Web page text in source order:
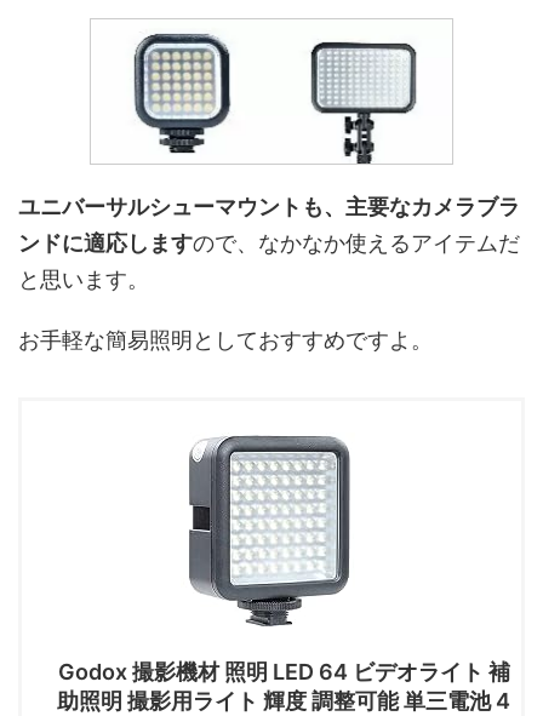
ユニバーサルシューマウントも、主要なカメラブラ
ンドに適応しますので、なかなか使えるアイテムだ
と思います。
お手軽な簡易照明としておすすめですよ。
Godox 撮影機材 照明 LED 64 ビデオライト 補
助照明 撮影用ライト 輝度 調整可能 単三電池 4